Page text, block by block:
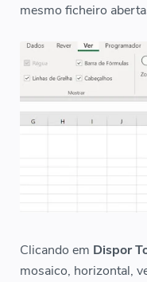
mesmo ficheiro
Clicando em Dispor
mosaico, horizontal,